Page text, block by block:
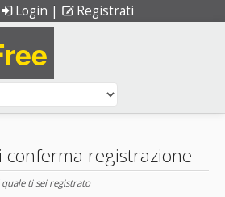
Login | Registrati
conferma registrazione
ti sei registrato